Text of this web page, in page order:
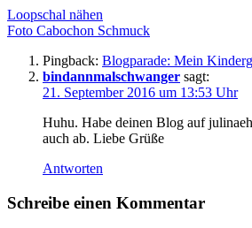
Loopschal nähen
Foto Cabochon Schmuck
Pingback: Blogparade: Mein
bindannmalschwanger sagt:
21. September 2016 um 13:53 Uhr
Huhu. Habe deinen Blog auf
auch ab. Liebe Grüße
Antworten
Schreibe einen Kommentar